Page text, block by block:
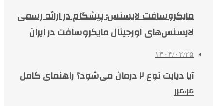
مایکروسافت لایسنس؛ پیشگام در ارائه رسمی
لایسنس‌های اورجینال مایکروسافت در ایران
۱۴۰۴/۰۲/۲۵
آیا دیابت نوع ۲ درمان می‌شود؟ راهنمای کامل
۱۴۰۴